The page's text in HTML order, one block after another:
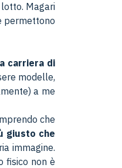
Magari
permettono
carriera di
modelle,
a me
che
giusto che
immagine.
fisico non è